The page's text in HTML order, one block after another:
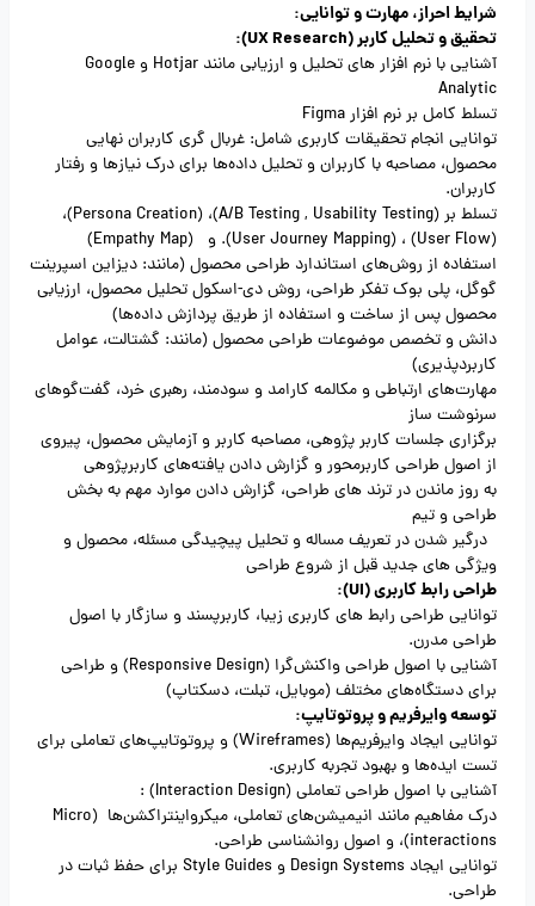
شرایط احراز، مهارت و توانایی:
تحقیق و تحلیل کاربر (UX Research):
آشنایی با نرم افزار های تحلیل و ارزیابی مانند Hotjar و Google
Analytic
تسلط کامل بر نرم افزار Figma
توانایی انجام تحقیقات کاربری شامل: غربال گری کاربران نهایی
محصول، مصاحبه با کاربران و تحلیل داده‌ها برای درک نیازها و رفتار
کاربران.
تسلط بر (A/B Testing , Usability Testing)، (Persona Creation)،
(User Flow) ، (User Journey Mapping). و (Empathy Map)
استفاده از روش‌های استاندارد طراحی محصول (مانند: دیزاین اسپرینت
گوگل، پلی بوک تفکر طراحی، روش دی-اسکول تحلیل محصول، ارزیابی
محصول پس از ساخت و استفاده از طریق پردازش داده‌ها)
دانش و تخصص موضوعات طراحی محصول (مانند: گشتالت، عوامل
کاربردپذیری)
مهارت‌های ارتباطی و مکالمه‌ کارامد و سودمند، رهبری خرد، گفت‌گوهای
سرنوشت ساز
برگزاری جلسات کاربر پژوهی، مصاحبه کاربر و آزمایش محصول، پیروی
از اصول طراحی کاربر‌محور و گزارش دادن یافته‌های کاربرپژوهی
به روز ماندن در ترند های طراحی، گزارش دادن موارد مهم به بخش
طراحی و تیم
درگیر شدن در تعریف مساله و تحلیل پیچیدگی مسئله، محصول و
ویژگی های جدید قبل از شروع طراحی
طراحی رابط کاربری (UI):
توانایی طراحی رابط‌ های کاربری زیبا، کاربرپسند و سازگار با اصول
طراحی مدرن.
آشنایی با اصول طراحی واکنش‌گرا (Responsive Design) و طراحی
برای دستگاه‌های مختلف (موبایل، تبلت، دسکتاپ)
توسعه وایرفریم و پروتوتایپ:
توانایی ایجاد وایرفریم‌ها (Wireframes) و پروتوتایپ‌های تعاملی برای
تست ایده‌ها و بهبود تجربه کاربری.
آشنایی با اصول طراحی تعاملی (Interaction Design) :
درک مفاهیم مانند انیمیشن‌های تعاملی، میکرواینتراکشن‌ها (Micro
interactions)، و اصول روانشناسی طراحی.
توانایی ایجاد Design Systems و Style Guides برای حفظ ثبات در
طراحی.